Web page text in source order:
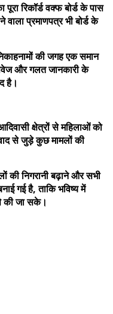
रिकॉर्ड वक्फ बोर्ड के पास
वाला प्रमाणपत्र भी बोर्ड के
की जगह एक समान
और गलत जानकारी के
है।
क्षेत्रों से महिलाओं को
से जुड़े कुछ मामलों की
की निगरानी बढ़ाने और सभी
गई है, ताकि भविष्य में
की जा सके।